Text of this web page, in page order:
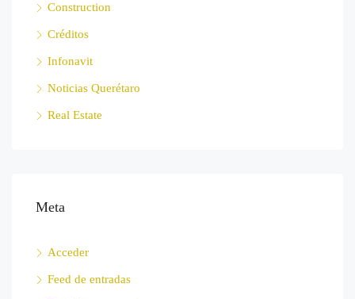
Construction
Créditos
Infonavit
Noticias Querétaro
Real Estate
Meta
Acceder
Feed de entradas